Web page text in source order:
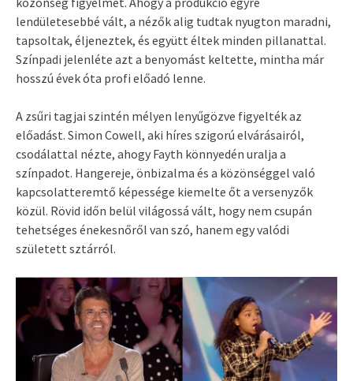
lendületesebbé vált, a nézők alig tudtak nyugton maradni,
tapsoltak, éljeneztek, és együtt éltek minden pillanattal.
Színpadi jelenléte azt a benyomást keltette, mintha már
hosszú évek óta profi előadó lenne.
A zsűri tagjai szintén mélyen lenyűgözve figyelték az
előadást. Simon Cowell, aki híres szigorú elvárásairól,
csodálattal nézte, ahogy Fayth könnyedén uralja a
színpadot. Hangereje, önbizalma és a közönséggel való
kapcsolatteremtő képessége kiemelte őt a versenyzők
közül. Rövid időn belül világossá vált, hogy nem csupán
tehetséges énekesnőről van szó, hanem egy valódi
született sztárról.